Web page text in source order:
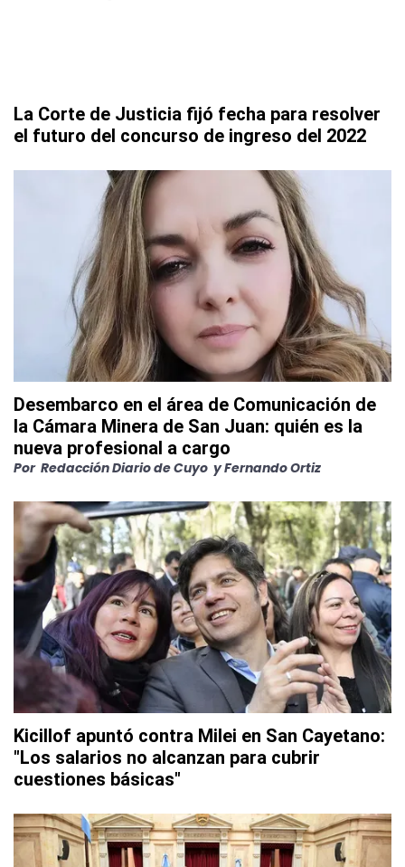
La Corte de Justicia fijó fecha para resolver
el futuro del concurso de ingreso del 2022
Desembarco en el área de Comunicación de
la Cámara Minera de San Juan: quién es la
nueva profesional a cargo
Por Redacción Diario de Cuyo y Fernando Ortiz
Kicillof apuntó contra Milei en San Cayetano:
"Los salarios no alcanzan para cubrir
cuestiones básicas"